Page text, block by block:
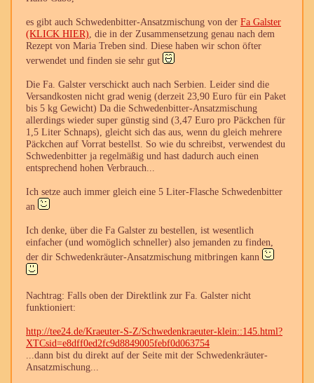
es gibt auch Schwedenbitter-Ansatzmischung von der Fa Galster
(KLICK HIER) , die in der Zusammensetzung genau nach dem
Rezept von Maria Treben sind. Diese haben wir schon öfter
verwendet und finden sie sehr gut
Die Fa. Galster verschickt auch nach Serbien. Leider sind die
Versandkosten nicht grad wenig (derzeit 23,90 Euro für ein Paket
bis 5 kg Gewicht) Da die Schwedenbitter-Ansatzmischung
allerdings wieder super günstig sind (3,47 Euro pro Päckchen für
1,5 Liter Schnaps), gleicht sich das aus, wenn du gleich mehrere
Päckchen auf Vorrat bestellst. So wie du schreibst, verwendest du
Schwedenbitter ja regelmäßig und hast dadurch auch einen
entsprechend hohen Verbrauch...
Ich setze auch immer gleich eine 5 Liter-Flasche Schwedenbitter
an
Ich denke, über die Fa Galster zu bestellen, ist wesentlich
einfacher (und womöglich schneller) also jemanden zu finden,
der dir Schwedenkräuter-Ansatzmischung mitbringen kann
Nachtrag: Falls oben der Direktlink zur Fa. Galster nicht
funktioniert:
http://tee24.de/Kraeuter-S-Z/Schwedenkraeuter-klein::145.html?
XTCsid=e8dff0ed2fc9d8849005febf0d063754
...dann bist du direkt auf der Seite mit der Schwedenkräuter-
Ansatzmischung...